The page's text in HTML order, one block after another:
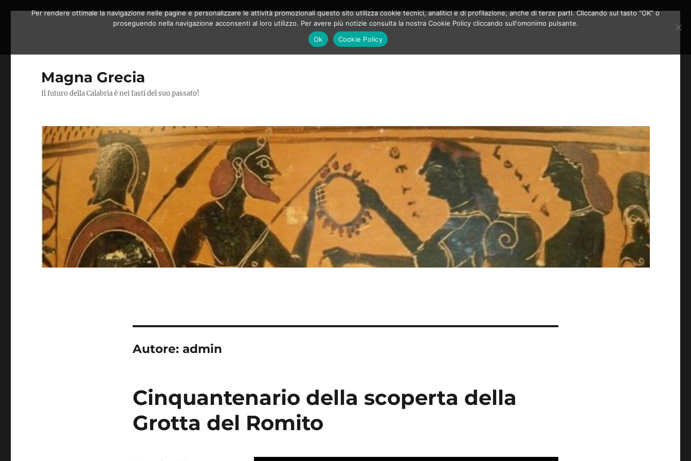
Magna Grecia
Il futuro della Calabria è nei fasti del suo passato!
Autore: admin
Cinquantenario della scoperta della
Grotta del Romito
Per rendere ottimale la navigazione nelle pagine e personalizzare le attività promozionali questo sito utilizza cookie tecnici, analitici e di profilazione, anche di terze parti. Cliccando sul tasto “OK” o
proseguendo nella navigazione acconsenti al loro utilizzo. Per avere più notizie consulta la nostra Cookie Policy cliccando sull'omonimo pulsante.
Ok
Cookie Policy